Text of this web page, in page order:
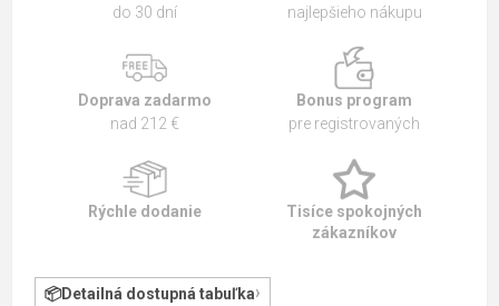
do 30 dní
najlepšieho nákupu
Doprava zadarmo
nad 212 €
Bonus program
pre registrovaných
Rýchle dodanie
Tisíce spokojných
zákazníkov
Detailná dostupná tabuľka